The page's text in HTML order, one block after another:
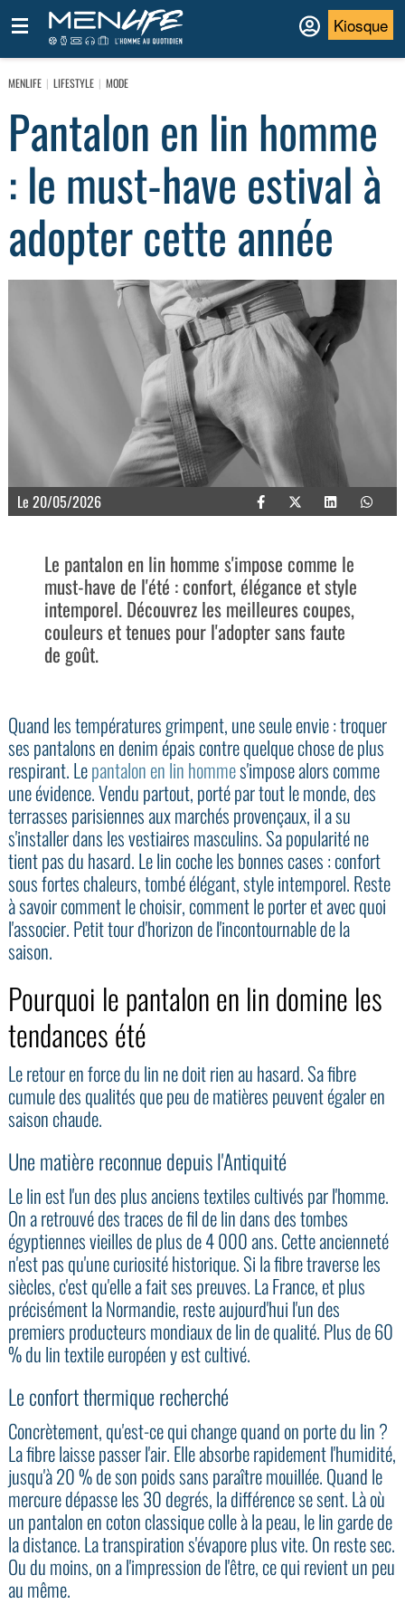
Kiosque
MENLIFE LIFESTYLE MODE
Pantalon en lin homme
: le must-have estival à
adopter cette année
Le 20/05/2026
Le pantalon en lin homme s'impose comme le
must-have de l'été : confort, élégance et style
intemporel. Découvrez les meilleures coupes,
couleurs et tenues pour l'adopter sans faute
de goût.
Quand les températures grimpent, une seule envie : troquer
ses pantalons en denim épais contre quelque chose de plus
respirant. Lepantalon en lin hommes'impose alors comme
une évidence. Vendu partout, porté par tout le monde, des
terrasses parisiennes aux marchés provençaux, il a su
s'installer dans les vestiaires masculins. Sa popularité ne
tient pas du hasard. Le lin coche les bonnes cases : confort
sous fortes chaleurs, tombé élégant, style intemporel. Reste
à savoir comment le choisir, comment le porter et avec quoi
l'associer. Petit tour d'horizon de l'incontournable de la
saison.
Pourquoi le pantalon en lin domine les
tendances été
Le retour en force du lin ne doit rien au hasard. Sa fibre
cumule des qualités que peu de matières peuvent égaler en
saison chaude.
Une matière reconnue depuis l'Antiquité
Le lin est l'un des plus anciens textiles cultivés par l'homme.
On a retrouvé des traces de fil de lin dans des tombes
égyptiennes vieilles de plus de 4 000 ans. Cette ancienneté
n'est pas qu'une curiosité historique. Si la fibre traverse les
siècles, c'est qu'elle a fait ses preuves. La France, et plus
précisément la Normandie, reste aujourd'hui l'un des
premiers producteurs mondiaux de lin de qualité. Plus de 60
% du lin textile européen y est cultivé.
Le confort thermique recherché
Concrètement, qu'est-ce qui change quand on porte du lin ?
La fibre laisse passer l'air. Elle absorbe rapidement l'humidité,
jusqu'à 20 % de son poids sans paraître mouillée. Quand le
mercure dépasse les 30 degrés, la différence se sent. Là où
un pantalon en coton classique colle à la peau, le lin garde de
la distance. La transpiration s'évapore plus vite. On reste sec.
Ou du moins, on a l'impression de l'être, ce qui revient un peu
au même.